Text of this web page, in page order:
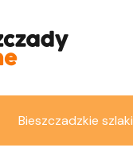
Bieszczadzkie szlaki